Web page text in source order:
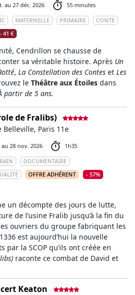
au 27 déc. 2026
55 minutes
MATERNELLE PRIMAIRE
CONTE
41 €
Cendrillon se chausse de
sa véritable histoire. Après Un
, La Constellation des Contes et Les
le Théâtre aux Étoiles dans
partir de 5 ans.
de Fralibs)
Belleville, Paris 11e
28 nov. 2026
1h35
DOCUMENTAIRE
OFFRE ADHÉRENT
- 57%
un décompte des jours de lutte,
de l’usine Fralib jusqu’à la fin du
ouvriers du groupe fabriquant les
est aujourd’hui la nouvelle
la SCOP qu’ils ont créée en
raconte ce combat de David et
Keaton